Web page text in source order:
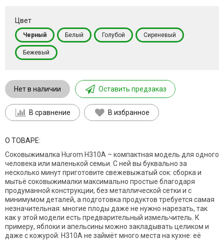
Цвет
Черный Белый Голубой Сиреневый
Бежевый
Нет в наличии Оставить предзаказ
В сравнение В избранное
О ТОВАРЕ:
Соковыжималка Hurom H310A – компактная модель для одного
человека или маленькой семьи. С ней вы буквально за
несколько минут приготовите свежевыжатый сок: сборка и
мытьё соковыжималки максимально простые благодаря
продуманной конструкции, без металлической сетки и с
минимумом деталей, а подготовка продуктов требуется самая
незначительная: многие плоды даже не нужно нарезать, так
как у этой модели есть предварительный измельчитель. К
примеру, яблоки и апельсины можно закладывать целиком и
даже с кожурой. H310A не займёт много места на кухне: её